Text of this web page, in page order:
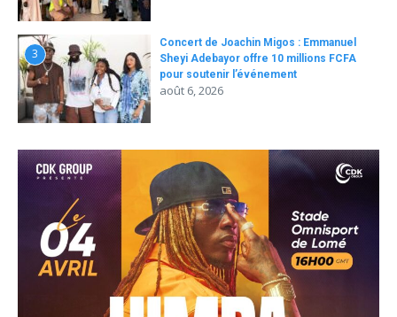
3
Concert de Joachin Migos : Emmanuel
Sheyi Adebayor offre 10 millions FCFA
pour soutenir l’événement
août 6, 2026